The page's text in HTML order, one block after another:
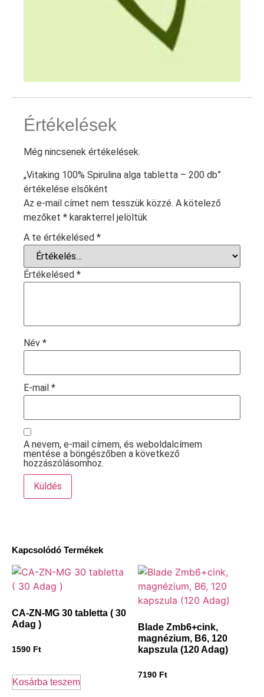
Kapcsolódó Termékek
CA-ZN-MG 30 tabletta ( 30
Adag )
1590 Ft
Kosárba teszem
Blade Zmb6+cink,
magnézium, B6, 120
kapszula (120 Adag)
7190 Ft
Értékelések
Még nincsenek értékelések.
„Vitaking 100% Spirulina alga tabletta – 200 db”
értékelése elsőként
Az e-mail címet nem tesszük közzé. A kötelező
mezőket * karakterrel jelöltük
A te értékelésed *
Értékelésed *
Név *
E-mail *
A nevem, e-mail címem, és weboldalcímem
mentése a böngészőben a következő
hozzászólásomhoz.